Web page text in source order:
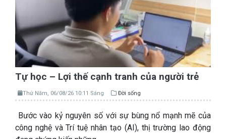
Tự học – Lợi thế cạnh tranh của người trẻ
Thứ Năm, 06/08/26 10:11 Sáng Đời sống
Bước vào kỷ nguyên số với sự bùng nổ mạnh mẽ của
công nghệ và Trí tuệ nhân tạo (AI), thị trường lao động